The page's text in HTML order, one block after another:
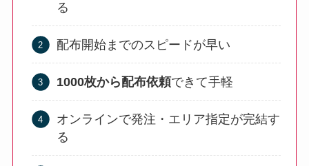
る
配布開始までのスピードが早い
1000枚から配布依頼できて手軽
オンラインで発注・エリア指定が完結す
る